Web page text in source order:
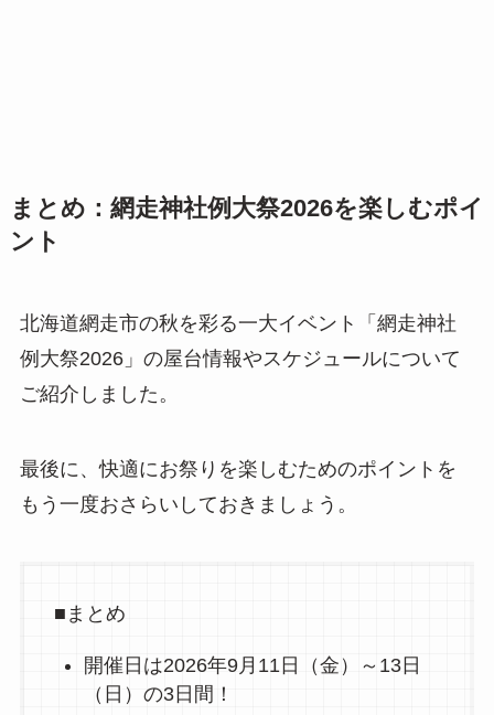
まとめ：網走神社例大祭2026を楽しむポイ
ント
北海道網走市の秋を彩る一大イベント「網走神社
例大祭2026」の屋台情報やスケジュールについて
ご紹介しました。
最後に、快適にお祭りを楽しむためのポイントを
もう一度おさらいしておきましょう。
■まとめ
開催日は2026年9月11日（金）～13日
（日）の3日間！